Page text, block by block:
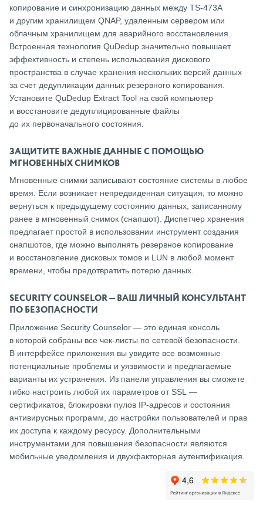
копирование и синхронизацию данных между TS-473A
и другим хранилищем QNAP, удаленным сервером или
облачным хранилищем для аварийного восстановления.
Встроенная технология QuDedup значительно повышает
эффективность и степень использования дискового
пространства в случае хранения нескольких версий данных
за счет дедупликации данных резервного копирования.
Установите QuDedup Extract Tool на свой компьютер
и восстановите дедуплицированные файлы
до их первоначального состояния.
ЗАЩИТИТЕ ВАЖНЫЕ ДАННЫЕ С ПОМОЩЬЮ
МГНОВЕННЫХ СНИМКОВ
Мгновенные снимки записывают состояние системы в любое
время. Если возникает непредвиденная ситуация, то можно
вернуться к предыдущему состоянию данных, записанному
ранее в мгновенный снимок (снапшот). Диспетчер хранения
предлагает простой в использовании инструмент создания
снапшотов, где можно выполнять резервное копирование
и восстановление дисковых томов и LUN в любой момент
времени, чтобы предотвратить потерю данных.
SECURITY COUNSELOR — ВАШ ЛИЧНЫЙ КОНСУЛЬТАНТ
ПО БЕЗОПАСНОСТИ
Приложение Security Counselor — это единая консоль
в которой собраны все чек-листы по сетевой безопасности.
В интерфейсе приложения вы увидите все возможные
потенциальные проблемы и уязвимости и предлагаемые
варианты их устранения. Из панели управления вы сможете
гибко настроить любой их параметров от SSL —
сертификатов, блокировки пулов IP-адресов и состояния
антивирусных программ, до настройки пользователей и прав
их доступа к каждому ресурсу. Дополнительными
инструментами для повышения безопасности являются
мобильные уведомления и двухфакторная аутентификация.